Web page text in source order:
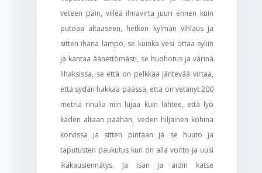
veteen päin, viileä ilmavirta juuri ennen kuin
putoaa altaaseen, hetken kylmän vihlaus ja
sitten ihana lämpö, se kuinka vesi ottaa syliin
ja kantaa äänettömästi, se huohotus ja värinä
lihaksissa, se että on pelkkää jäntevää virtaa,
että sydän hakkaa päässä, että on vetänyt 200
metriä rinulia niin lujaa kuin lähtee, että lyö
käden altaan päähän, veden hiljainen kohina
korvissa ja sitten pintaan ja se huuto ja
taputusten paukutus kun on alla voitto ja uusi
ikäkausiennätys. Ja isän ja äidin katse